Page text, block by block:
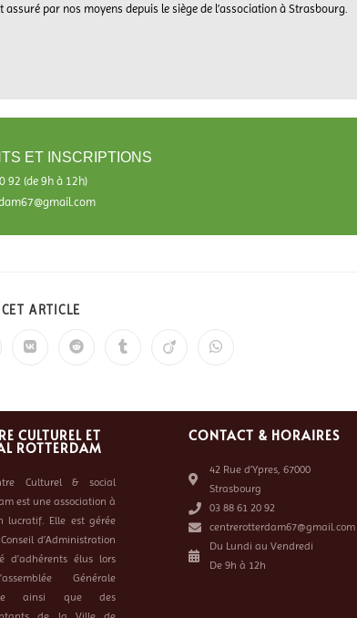
assuré par nos moyens depuis le siège de l’association à Strasbourg.
ET INSCRIPTIONS
92 (de 9h à 12h)​
ARTICLE
CULTUREL ET
ROTTERDAM
Culturel & social
est une association à
lucratif. Elle est gérée
d’Administration
d’adhérents élus lors
Générale
ainsi que des
CONTACT & HORAIRES
42 Rue d’Ypres, 67000
Strasbourg
03 88 61 20 92
centrerotterdam67@gmail.com
Du Lundi au Vendredi
De 9h à 12h